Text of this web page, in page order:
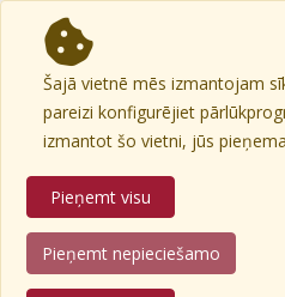
Šajā vietnē mēs izmantojam
pareizi konfigurējiet
izmantot šo vietni, jūs
Pieņemt visu
Pieņemt nepieciešamo